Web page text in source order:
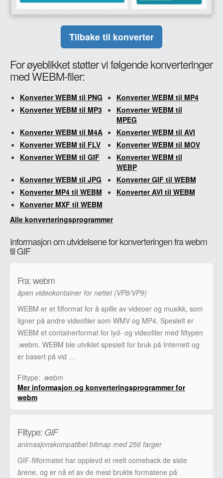
Tilbake til konverter
For øyeblikket støtter vi følgende konverteringer
med WEBM-filer:
Konverter WEBM til PNG
Konverter WEBM til MP4
Konverter WEBM til MP3
Konverter WEBM til
MPEG
Konverter WEBM til M4A
Konverter WEBM til AVI
Konverter WEBM til FLV
Konverter WEBM til MOV
Konverter WEBM til GIF
Konverter WEBM til
WEBP
Konverter WEBM til JPG
Konverter GIF til WEBM
Konverter MP4 til WEBM
Konverter AVI til WEBM
Konverter MXF til WEBM
Alle konverteringsprogrammer
Informasjon om utvidelsene for konverteringen fra webm
til GIF
Fra: webm
åpen videokontainer for nettet (VP8/VP9)
WEBM er et filformat for å spille av videoer og musikk, som
ligner på andre videofiler som WMV og MP4. Spesielt er
WEBM et containerformat for lyd- og videofiler med filtypen
.webm. WEBM ble utviklet spesielt for bruk på Internett og
er basert på vid …
Filtype: .webm
Mer informasjon og konverteringsprogrammer for
webm
Filtype: GIF
animasjonskompatibel bitmap med 256 farger
GIF-filformatet har opplevd et reelt comeback de siste
årene, og er nå et av de mest brukte formatene på